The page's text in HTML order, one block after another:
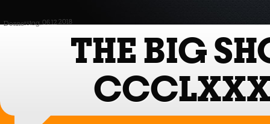
Donnerstag, 06.12.2018
THE BIG